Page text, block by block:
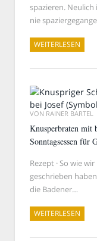
spazieren. Neulich
nie
WEITERLESEN
VON RAINER BARTEL
Knusperbraten mit
Sonntagsessen für
Rezept · So wie
geschrieben
die Badener…
WEITERLESEN